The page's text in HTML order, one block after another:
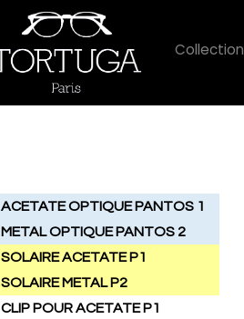
Collection
ACETATE OPTIQUE PANTOS 1
METAL OPTIQUE PANTOS 2
SOLAIRE ACETATE P1
SOLAIRE METAL P2
CLIP POUR ACETATE P1